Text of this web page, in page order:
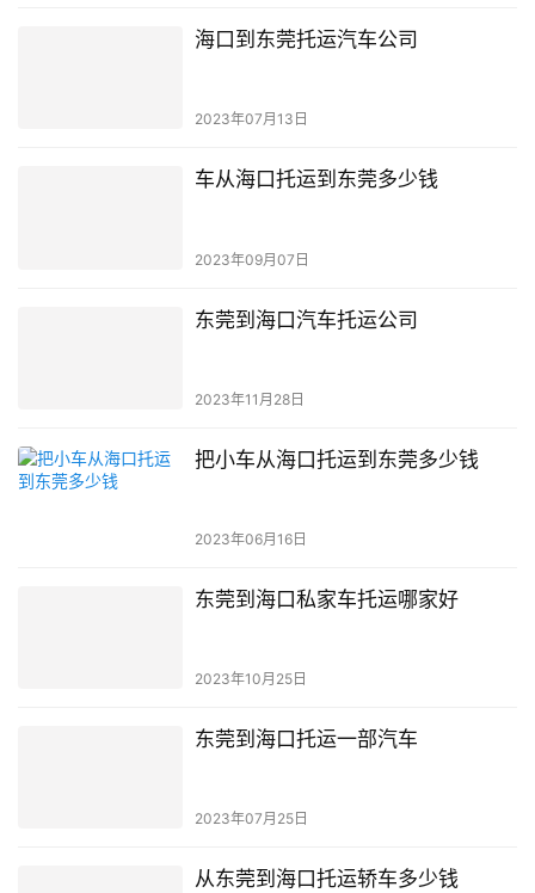
海口到东莞托运汽车公司
2023年07月13日
车从海口托运到东莞多少钱
2023年09月07日
东莞到海口汽车托运公司
2023年11月28日
把小车从海口托运到东莞多少钱
2023年06月16日
东莞到海口私家车托运哪家好
2023年10月25日
东莞到海口托运一部汽车
2023年07月25日
从东莞到海口托运轿车多少钱